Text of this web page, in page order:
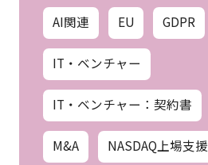
AI関連 EU GDPR
IT・ベンチャー
IT・ベンチャー：契約書
M&A NASDAQ上場支援